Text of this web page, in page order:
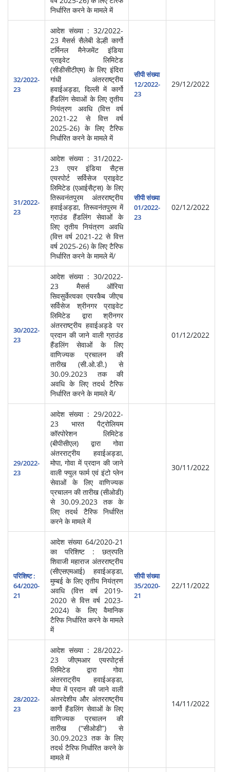
निर्धारित करने के मामले में
32/2022-
23
आदेश संख्या : 32/2022-
23 मैसर्स सैलेबी डेल्ही कार्गो
टर्मिनल मैनेजमेंट इंडिया
प्राइवेट लिमिटेड
(सीडीसीटीएम) के लिए इंदिरा
गांधी अंतरराष्ट्रीय
हवाईअड्डा, दिल्ली में कार्गो
हैंडलिंग सेवाओं के लिए तृतीय
नियंत्रण अवधि (वित्त वर्ष
2021-22 से वित्त वर्ष
2025-26) के लिए टैरिफ
निर्धारित करने के मामले में
सीपी संख्या
12/2022-
23
29/12/2022
31/2022-
23
आदेश संख्या : 31/2022-
23 एयर इंडिया सैट्स
एयरपोर्ट सर्विसेज प्राइवेट
लिमिटेड (एआईसैट्स) के लिए
तिरूवनंतपुरम अंतरराष्ट्रीय
हवाईअड्डा, तिरूवनंतपुरम में
ग्राउंड हैंडलिंग सेवाओं के
लिए तृतीय नियंत्रण अवधि
(वित्त वर्ष 2021-22 से वित्त
वर्ष 2025-26) के लिए टैरिफ
निर्धारित करने के मामले में/
सीपी संख्या
01/2022-
23
02/12/2022
30/2022-
23
आदेश संख्या : 30/2022-
23 मैसर्स ऑरिया
सिवसुर्केत्वका एयरकैब जीएच
सर्विसेज श्रीनगर प्राइवेट
लिमिटेड द्वारा श्रीनगर
अंतरराष्ट्रीय हवाईअड्डे पर
प्रदान की जाने वाली ग्राउंड
हैंडलिंग सेवाओं के लिए
वाणिज्यक प्रचालन की
तारीख (सी.ओ.डी.) से
30.09.2023 तक की
अवधि के लिए तदर्थ टैरिफ
निर्धारित करने के मामले में/
01/12/2022
29/2022-
23
आदेश संख्या : 29/2022-
23 भारत पैट्रोलियम
कॉरपोरेशन लिमिटेड
(बीपीसीएल) द्वारा गोवा
अंतरराट्रीय हवाईअड्डा,
मोपा, गोवा में प्रदान की जाने
वाली फ्युल फार्म एवं इंटो प्लेन
सेवाओं के लिए वाणिज्यक
प्रचालन की तारीख (सीओडी)
से 30.09.2023 तक के
लिए तदर्थ टैरिफ निर्धारित
करने के मामले में
30/11/2022
परिशिष्ट :
64/2020-
21
आदेश संख्या 64/2020-21
का परिशिष्ट : छत्रपति
शिवाजी महाराज अंतरराष्ट्रीय
(सीएसएमआई) हवाईअड्डा,
मुम्बई के लिए तृतीय नियंत्रण
अवधि (वित्त वर्ष 2019-
2020 से वित्त वर्ष 2023-
2024) के लिए वैमानिक
टैरिफ निर्धारित करने के मामले
में
सीपी संख्या
35/2020-
21
22/11/2022
28/2022-
23
आदेश संख्या : 28/2022-
23 जीएमआर एयरपोर्ट्स
लिमिटेड द्वारा गोवा
अंतरराट्रीय हवाईअड्डा,
मोपा में प्रदान की जाने वाली
अंतरदेशीय और अंतरराष्‍ट्रीय
कार्गो हैंडलिंग सेवाओं के लिए
वाणिज्‍यक प्रचालन की
तारीख (“सीओडी”) से
30.09.2023 तक के लिए
तदर्थ टैरिफ निर्धारित करने के
मामले में
14/11/2022